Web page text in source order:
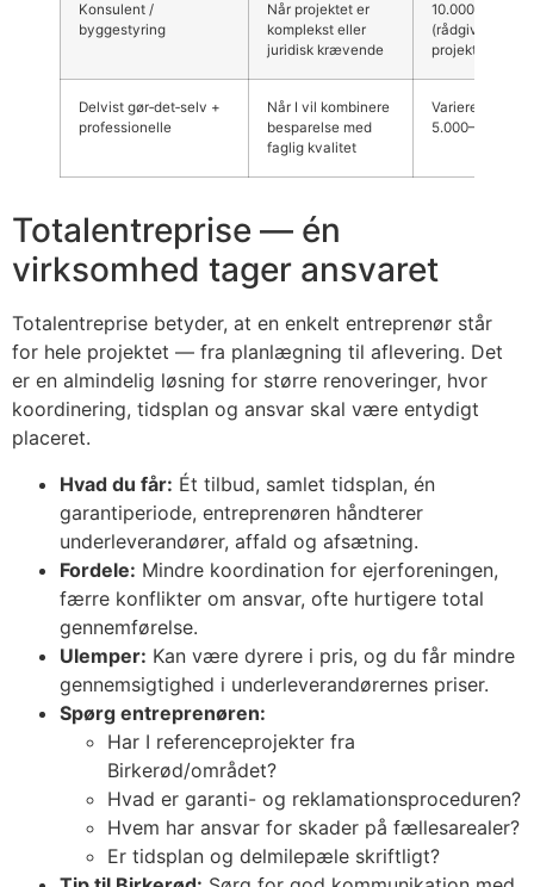
Konsulent /
byggestyring
Når projektet er
komplekst eller
juridisk krævende
10.000–60.000
(rådgivning) +
Delvist gør‑det‑selv +
professionelle
Når I vil kombinere
besparelse med
faglig kvalitet
Varierer
5.000–80.000
Totalentreprise — én
virksomhed tager ansvaret
Totalentreprise betyder, at en enkelt entreprenør står
for hele projektet — fra planlægning til aflevering. Det
er en almindelig løsning for større renoveringer, hvor
koordinering, tidsplan og ansvar skal være entydigt
placeret.
Hvad du får: Ét tilbud, samlet tidsplan, én
garantiperiode, entreprenøren håndterer
underleverandører, affald og afsætning.
Fordele: Mindre koordination for ejerforeningen,
færre konflikter om ansvar, ofte hurtigere total
gennemførelse.
Ulemper: Kan være dyrere i pris, og du får mindre
gennemsigtighed i underleverandørernes priser.
Spørg entreprenøren:
Har I referenceprojekter fra
Birkerød/området?
Hvad er garanti- og reklamationsproceduren?
Hvem har ansvar for skader på fællesarealer?
Er tidsplan og delmilepæle skriftligt?